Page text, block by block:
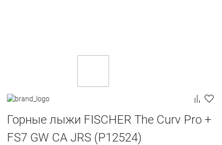
Горные лыжи FISCHER The Curv Pro +
FS7 GW CA JRS (P12524)